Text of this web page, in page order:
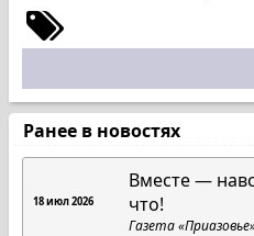
Ранее в новостях
18 июл 2026
Вместе —
что!
Газета «Приазовье»